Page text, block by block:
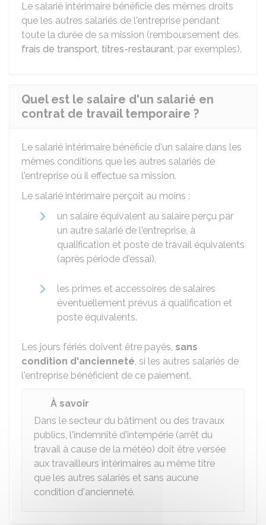
Le salarié intérimaire bénéficie des mêmes droits
que les autres salariés de l'entreprise pendant
toute la durée de sa mission (remboursement des
frais de transport, titres-restaurant, par exemples).
Quel est le salaire d'un salarié en
contrat de travail temporaire ?
Le salarié intérimaire bénéficie d'un salaire dans les
mêmes conditions que les autres salariés de
l'entreprise où il effectue sa mission.
Le salarié intérimaire perçoit au moins :
un salaire équivalent au salaire perçu par
un autre salarié de l'entreprise, à
qualification et poste de travail équivalents
(après période d'essai),
les primes et accessoires de salaires
éventuellement prévus à qualification et
poste équivalents.
Les jours fériés doivent être payés, sans
condition d'ancienneté, si les autres salariés de
l'entreprise bénéficient de ce paiement.
À savoir
Dans le secteur du bâtiment ou des travaux
publics, l'indemnité d'intempérie (arrêt du
travail à cause de la météo) doit être versée
aux travailleurs intérimaires au même titre
que les autres salariés et sans aucune
condition d'ancienneté.